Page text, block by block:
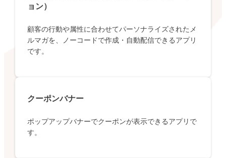
ョン）
顧客の行動や属性に合わせてパーソナライズされたメ
ルマガを、ノーコードで作成・自動配信できるアプリ
です。
クーポンバナー
ポップアップバナーでクーポンが表示できるアプリで
す。